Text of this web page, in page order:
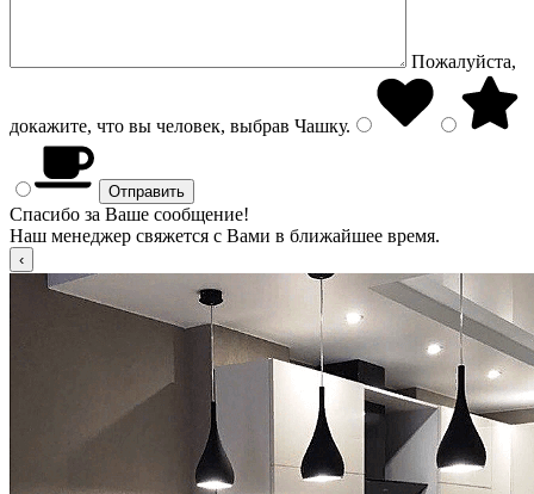
Пожалуйста,
докажите, что вы человек, выбрав Чашку.
Спасибо за Ваше сообщение!
Наш менеджер свяжется с Вами в ближайшее время.